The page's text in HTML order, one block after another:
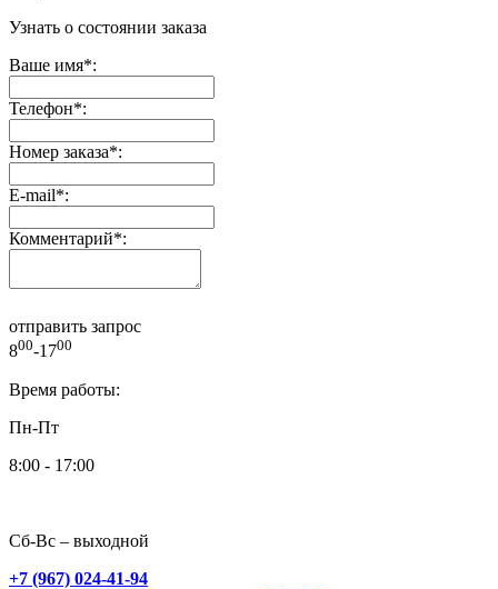
Узнать о состоянии заказа
Ваше имя*:
Телефон*:
Номер заказа*:
E-mail*:
Комментарий*:
отправить запрос
800-1700
Время работы:
Пн-Пт
8:00 - 17:00
Сб-Вс – выходной
+7 (967) 024-41-94